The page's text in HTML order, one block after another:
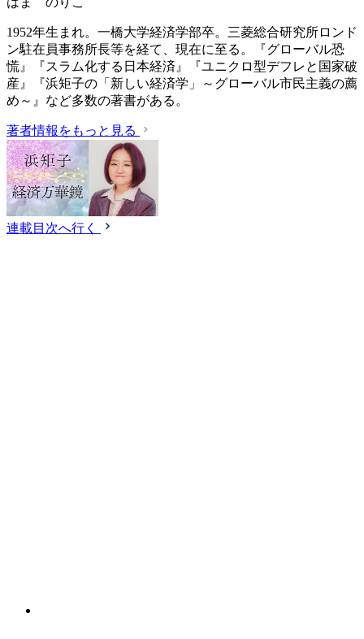
1952年生まれ。一橋大学経済学部卒。三菱総合研究所ロンド
ン駐在員事務所長等を経て、現在に至る。『グローバル恐
慌』『スラム化する日本経済』『ユニクロ型デフレと国家破
産』『浜矩子の「新しい経済学」～グローバル市民主義の薦
め～』など多数の著書がある。
著者情報をもっと見る
連載目次へ行く